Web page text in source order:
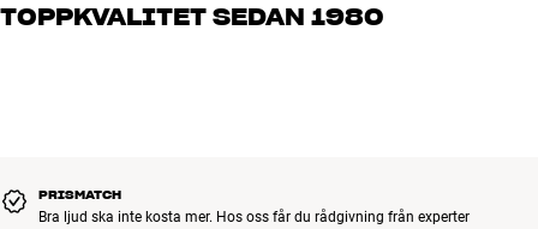
vad du drömmer om, så hjälper vi dig att hitta den lösning som
TOPPKVALITET SEDAN 1980
PRISMATCH
Bra ljud ska inte kosta mer. Hos oss får du rådgivning från experter